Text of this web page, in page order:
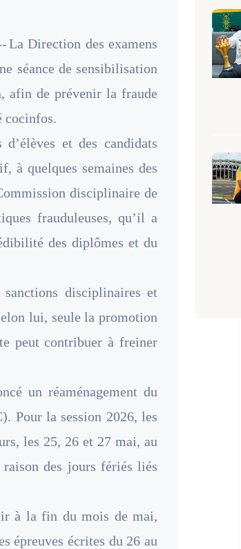
La Direction des examens
séance de sensibilisation
afin de prévenir la fraude
cocinfos.
et des candidats
à quelques semaines des
disciplinaire de
frauduleuses, qu’il a
des diplômes et du
disciplinaires et
lui, seule la promotion
peut contribuer à freiner
un réaménagement du
Pour la session 2026, les
les 25, 26 et 27 mai, au
raison des jours fériés liés
à la fin du mois de mai,
épreuves écrites du 26 au